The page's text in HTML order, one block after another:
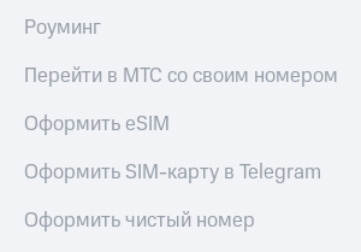
Роуминг
Перейти в МТС со своим номером
Оформить eSIM
Оформить SIM-карту в Telegram
Оформить чистый номер